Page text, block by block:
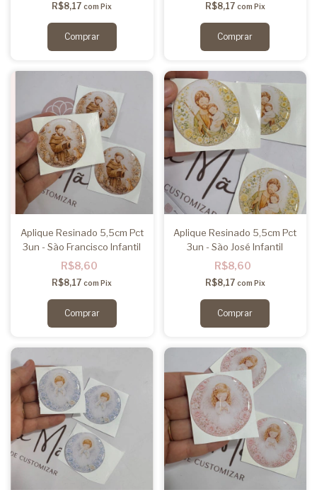
R$8,17com Pix R$8,17 com Pix
Aplique Resinado 5,5cm Pct
3un - São Francisco Infantil
R$8,60
R$8,17com Pix
Aplique Resinado 5,5cm Pct
3un - São José Infantil
R$8,60
R$8,17 com Pix